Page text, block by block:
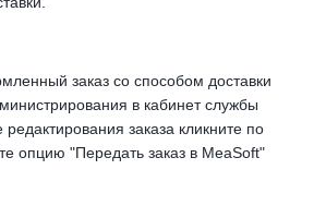
заказ со способом доставки
в кабинет службы
редактирования заказа кликните по
опцию "Передать заказ в MeaSoft"